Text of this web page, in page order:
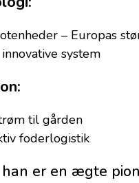
– Europas
system
til gården
foderlogistik
er en ægte